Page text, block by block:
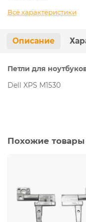
Все характеристики
Описание
Петли для
Dell XPS M1530
Похожие товары